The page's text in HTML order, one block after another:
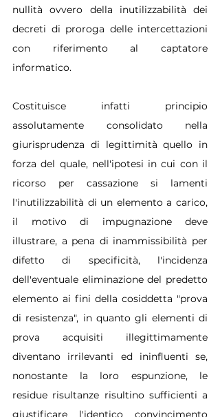
nullità ovvero della inutilizzabilità dei
decreti di proroga delle intercettazioni
con riferimento al captatore
informatico.
Costituisce infatti principio
assolutamente consolidato nella
giurisprudenza di legittimità quello in
forza del quale, nell'ipotesi in cui con il
ricorso per cassazione si lamenti
l'inutilizzabilità di un elemento a carico,
il motivo di impugnazione deve
illustrare, a pena di inammissibilità per
difetto di specificità, l'incidenza
dell'eventuale eliminazione del predetto
elemento ai fini della cosiddetta "prova
di resistenza", in quanto gli elementi di
prova acquisiti illegittimamente
diventano irrilevanti ed ininfluenti se,
nonostante la loro espunzione, le
residue risultanze risultino sufficienti a
giustificare l'identico convincimento